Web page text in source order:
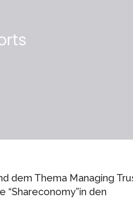
dem Thema Managing
“Shareconomy”in den